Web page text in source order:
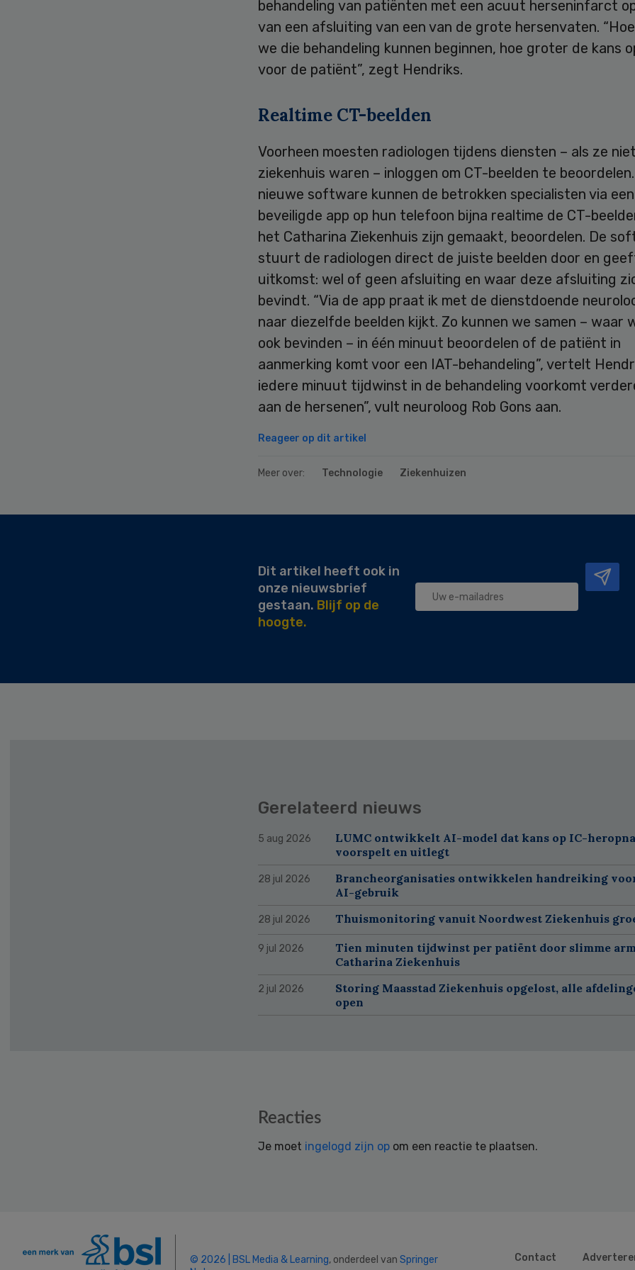
behandeling van patiënten met een acuut herseninfarct
van een afsluiting van een van de grote hersenvaten.
we die behandeling kunnen beginnen, hoe groter de kans
voor de patiënt”, zegt Hendriks.
Realtime CT-beelden
Voorheen moesten radiologen tijdens diensten – als ze
ziekenhuis waren – inloggen om CT-beelden te
nieuwe software kunnen de betrokken specialisten via een
beveiligde app op hun telefoon bijna realtime de CT-
het Catharina Ziekenhuis zijn gemaakt, beoordelen. De
stuurt de radiologen direct de juiste beelden door en
uitkomst: wel of geen afsluiting en waar deze afsluiting
bevindt. “Via de app praat ik met de dienstdoende
naar diezelfde beelden kijkt. Zo kunnen we samen – waar
ook bevinden – in één minuut beoordelen of de patiënt in
aanmerking komt voor een IAT-behandeling”, vertelt
iedere minuut tijdwinst in de behandeling voorkomt
aan de hersenen”, vult neuroloog Rob Gons aan.
Reageer op dit artikel
Meer over: Technologie Ziekenhuizen
Dit artikel heeft ook in
onze nieuwsbrief
gestaan. Blijf op de
hoogte.
Gerelateerd nieuws
5 aug 2026
LUMC ontwikkelt AI-model dat kans op IC-
voorspelt en uitlegt
28 jul 2026
Brancheorganisaties ontwikkelen handreiking
AI-gebruik
28 jul 2026 Thuismonitoring vanuit Noordwest Ziekenhuis
9 jul 2026
Tien minuten tijdwinst per patiënt door slimme
Catharina Ziekenhuis
2 jul 2026
Storing Maasstad Ziekenhuis opgelost, alle
open
Reacties
Je moet ingelogd zijn op om een reactie te plaatsen.
© 2026 | BSL Media & Learning, onderdeel van Springer
Contact